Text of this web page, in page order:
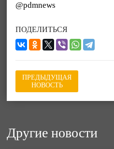
@pdmnews
ПОДЕЛИТЬСЯ
ПРЕДЫДУЩАЯ
НОВОСТЬ
Другие новости